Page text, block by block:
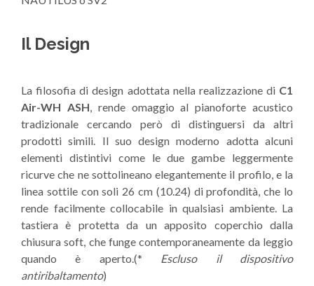
Il Design
La filosofia di design adottata nella realizzazione di C1
Air-WH ASH , rende omaggio al pianoforte acustico
tradizionale cercando però di distinguersi da altri
prodotti simili. Il suo design moderno adotta alcuni
elementi distintivi come le due gambe leggermente
ricurve che ne sottolineano elegantemente il profilo, e la
linea sottile con soli 26 cm (10.24) di profondità, che lo
rende facilmente collocabile in qualsiasi ambiente. La
tastiera è protetta da un apposito coperchio dalla
chiusura soft, che funge contemporaneamente da leggio
quando è aperto.(* Escluso il dispositivo
antiribaltamento)